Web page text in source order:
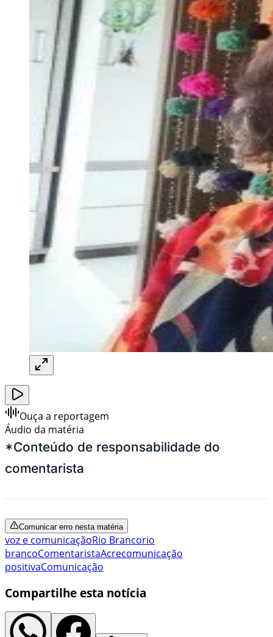
Ouça a reportagem
Áudio da matéria
*Conteúdo de responsabilidade do
comentarista
Comunicar erro nesta matéria
voz e comunicaçãoRio Brancorio
brancoComentaristaAcrecomunicação
positivaComunicação
Compartilhe esta notícia